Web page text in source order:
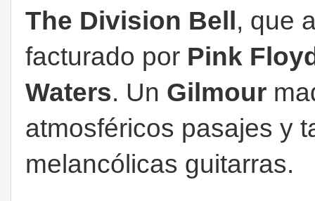
The Division Bell, que
facturado por Pink
Waters. Un Gilmour
atmosféricos pasajes y
melancólicas guitarras.